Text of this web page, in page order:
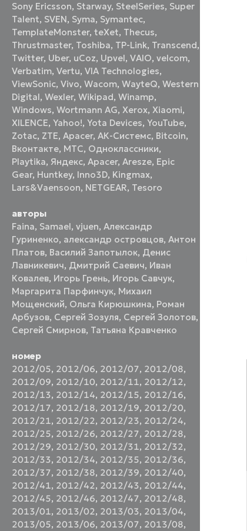
Sony Ericsson, Starway, SteelSeries, Super
Talent, SVEN, Syma, Symantec,
TemplateMonster,teXet, Thecus,
Thrustmaster, Toshiba, TP-Link, Transcend,
Twitter, Uber, uCoz, Upvel,VAIO,velcom,
Verbatim,Vertu,VIA Technologies,
ViewSonic,Vivo,Wacom,WayteQ,Western
Digital,Wexler,Wikipad,Winamp,
Windows,Wortmann AG,Xerox,Xiaomi,
XILENCE,Yahoo!,Yota Devices,YouTube,
Zotac, ZTE,Аpacer,АК-Системс, Вitcoin,
Вконтакте, МТС, Одноклассники,
Playtika, Яндекс,Apacer,Aresze, Epic
Gear, Huntkey, Inno3D, Kingmax,
Lars&Vaensoon, NETGEAR, Tesoro
авторы
Faina, Samael,vjuen,Александр
Гуриненко, александр островцов,Антон
Платов, Василий Запотылок, Денис
Лавникевич, Дмитрий Саевич, Иван
Ковалев, Игорь Грень, Игорь Савчук,
Маргарита Парфинчук, Михаил
Мощенский, Ольга Кирюшкина, Роман
Арбузов, Сергей Зозуля, Сергей Золотов,
Сергей Смирнов, Татьяна Кравченко
номер
2012/05, 2012/06, 2012/07, 2012/08,
2012/09, 2012/10, 2012/11, 2012/12,
2012/13, 2012/14, 2012/15, 2012/16,
2012/17, 2012/18, 2012/19, 2012/20,
2012/21, 2012/22, 2012/23, 2012/24,
2012/25, 2012/26, 2012/27, 2012/28,
2012/29, 2012/30, 2012/31, 2012/32,
2012/33, 2012/34, 2012/35, 2012/36,
2012/37, 2012/38, 2012/39, 2012/40,
2012/41, 2012/42, 2012/43, 2012/44,
2012/45, 2012/46, 2012/47, 2012/48,
2013/01, 2013/02, 2013/03, 2013/04,
2013/05, 2013/06, 2013/07, 2013/08,